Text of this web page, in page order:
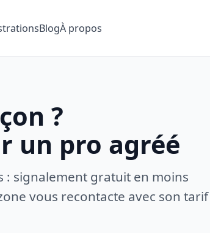
BlogÀ propos
?
un pro agréé
: signalement gratuit en moins
vous recontacte avec son tarif